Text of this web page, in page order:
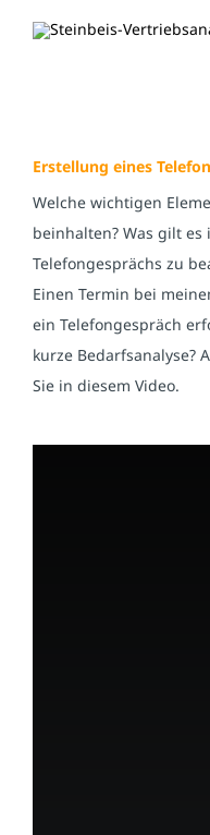
Inhalt
Erstellung eines
Welche wichtigen
beinhalten? Was gilt es
Telefongesprächs zu
Einen Termin bei
ein Telefongespräch
kurze Bedarfsanalyse?
Sie in diesem Video.